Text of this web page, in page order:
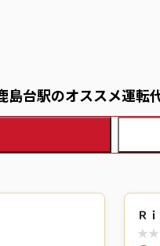
島台駅のオススメ運転
Ｒ
★★